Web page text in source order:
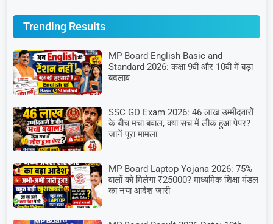
Trending Results
MP Board English Basic and
Standard 2026: कक्षा 9वीं और 10वीं में बड़ा
बदलाव
SSC GD Exam 2026: 46 लाख उम्मीदवारों
के बीच मचा बवाल, क्या सच में लीक हुआ पेपर?
जानें पूरा मामला
MP Board Laptop Yojana 2026: 75%
वालों को मिलेगा ₹25000? माध्यमिक शिक्षा मंडल
का नया आदेश जारी